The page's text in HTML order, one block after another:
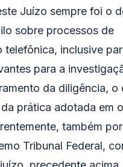
Juízo sempre foi o
sobre processos de
telefônica, inclusive
para a
da diligência, o
prática adotada em
também
Tribunal Federal,